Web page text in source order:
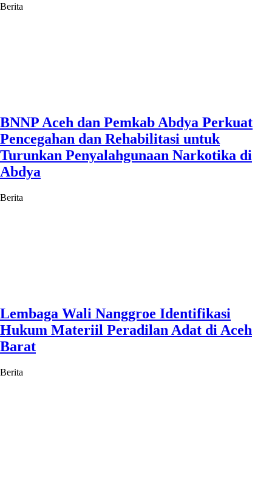
Berita
BNNP Aceh dan Pemkab Abdya Perkuat
Pencegahan dan Rehabilitasi untuk
Turunkan Penyalahgunaan Narkotika di
Abdya
Berita
Lembaga Wali Nanggroe Identifikasi
Hukum Materiil Peradilan Adat di Aceh
Barat
Berita